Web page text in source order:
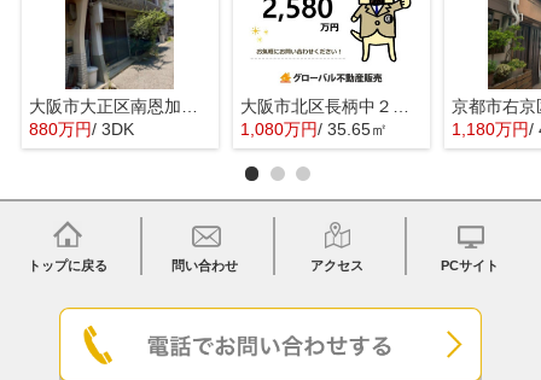
880万円/ 3DK
1,080万円/ 35.65㎡ 1,180万円/
トップに戻る 問い合わせ アクセス PCサイト